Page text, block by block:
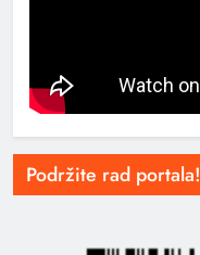
Podržite rad portala!